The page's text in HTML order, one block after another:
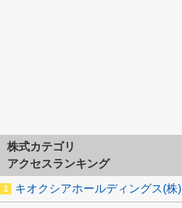
株式カテゴリ
アクセスランキング
キオクシアホールディングス(株)